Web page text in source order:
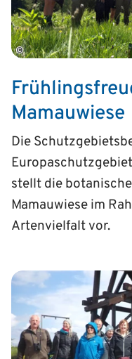
©
Mamauwiese
Die
stellt die
Mamauwiese im
Artenvielfalt vor.